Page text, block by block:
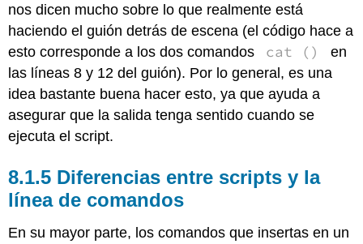
nos dicen mucho sobre lo que realmente está
haciendo el guión detrás de escena (el código hace a
esto corresponde a los dos comandos
cat ()
en
las líneas 8 y 12 del guión). Por lo general, es una
idea bastante buena hacer esto, ya que ayuda a
asegurar que la salida tenga sentido cuando se
ejecuta el script.
Diferencias entre scripts y la
línea de comandos
En su mayor parte, los comandos que insertas en un